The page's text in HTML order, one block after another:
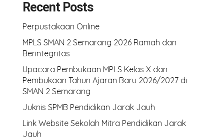
Recent Posts
Perpustakaan Online
MPLS SMAN 2 Semarang 2026 Ramah dan
Berintegritas
Upacara Pembukaan MPLS Kelas X dan
Pembukaan Tahun Ajaran Baru 2026/2027 di
SMAN 2 Semarang
Juknis SPMB Pendidikan Jarak Jauh
Link Website Sekolah Mitra Pendidikan Jarak
Jauh